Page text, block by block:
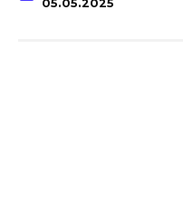
05.05.2025